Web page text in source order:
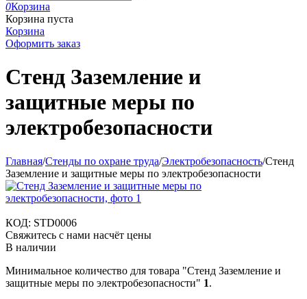
0Корзина
Корзина пуста
Корзина
Оформить заказ
Стенд Заземление и
защитные меры по
электробезопасности
Главная/Стенды по охране труда/Электробезопасность/Стенд
Заземление и защитные меры по электробезопасности
КОД: STD0006
Свяжитесь с нами насчёт цены
В наличии
Минимальное количество для товара "Стенд Заземление и
защитные меры по электробезопасности" 1.